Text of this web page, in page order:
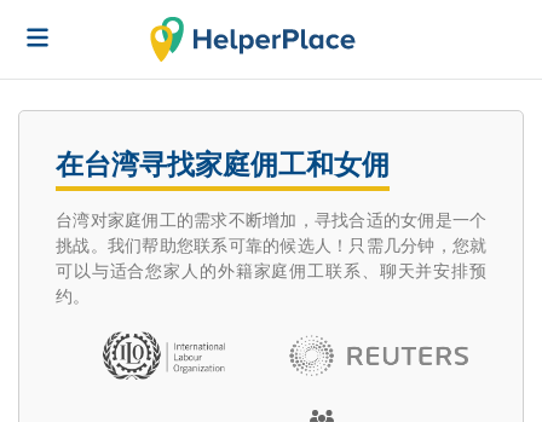
在台湾寻找家庭佣工和女佣
台湾对家庭佣工的需求不断增加，寻找合适的女佣是一个
挑战。我们帮助您联系可靠的候选人！只需几分钟，您就
可以与适合您家人的外籍家庭佣工联系、聊天并安排预
约。